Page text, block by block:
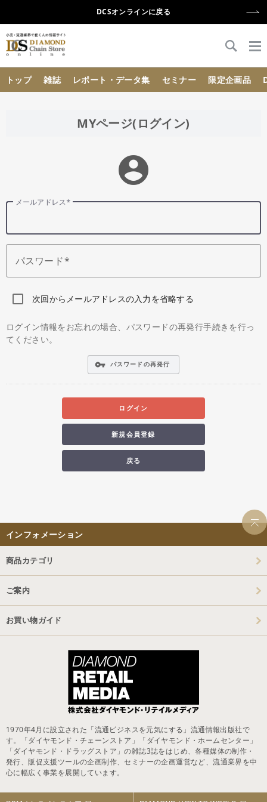
DCSオンラインに戻る
トップ 雑誌 レポート・データ集 セミナー 限定企画品
MYページ(ログイン)
account_circle
メールアドレス
パスワード
次回からメールアドレスの入力を省略する
ログイン情報をお忘れの場合、パスワードの再発行手続きを行っ
てください。
vpn_key パスワードの再発行
ログイン
新規会員登録
戻る
インフォメーション
商品カテゴリ
ご案内
お買い物ガイド
1970年4月に設立された「流通ビジネスを元気にする」流通情報出版社で
す。「ダイヤモンド・チェーンストア」「ダイヤモンド・ホームセンター」
「ダイヤモンド・ドラッグストア」の雑誌3誌をはじめ、各種媒体の制作・
発行、販促支援ツールの企画制作、セミナーの企画運営など、流通業界を中
心に幅広く事業を展開しています。